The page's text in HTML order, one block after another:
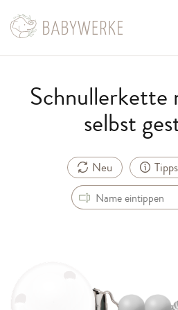
Schnullerkette
selbst
Neu